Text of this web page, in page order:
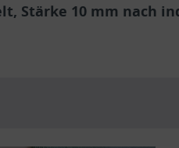
Stärke 10 mm nach